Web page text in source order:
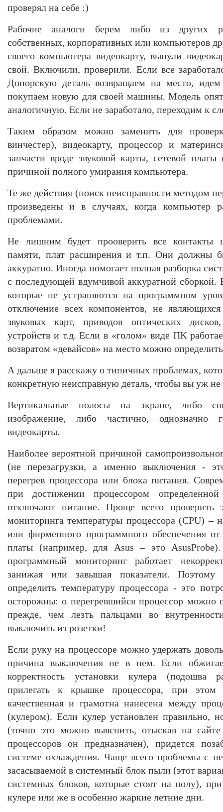
проверял на себе :)
Рабочие аналоги берем либо из других
собственных, корпоративных или компьютеров
своего компьютера видеокарту, вынули
свой. Включили, проверили. Если все
Донорскую деталь возвращаем на место,
покупаем новую для своей машины. Модель
аналогичную. Если не заработало, переходим к
Таким образом можно заменить для
винчестер), видеокарту, процессор и
запчасти вроде звуковой карты, сетевой
причиной полного умирания компьютера.
Те же действия (поиск неисправности методом
произведены и в случаях, когда компьютер
проблемами.
Не лишним будет прооверить все контакты
памяти, плат расширения и т.п. Они должны
аккуратно. Иногда помогает полная разборка
с последующей вдумчивой аккуратной сборкой.
которые не устраняются на программном
отключение всех компонентов, не
звуковых карт, приводов оптических
устройств и т.д. Если в «голом» виде ПК
возвратом «девайсов» на место можно
А дальше я расскажу о типичных проблемах,
конкретную неисправную деталь, чтобы вы уж
Вертикальные полосы на экране, либо
изображение, либо частично, однозначно
видеокарты.
Наиболее вероятной причиной
(не перезагрузки, а именно выключения -
перегрев процессора или блока питания.
при достижении процессором определенной
отключают питание. Проще всего
мониторинга температуры процессора (CPU) –
или фирменного программного обеспечения от
платы (например, для Asus – это
программный мониторинг работает
занижая или завышая показатели.
определить температуру процессора - это
осторожны: о перегревшийся процессор можно
прежде, чем лезть пальцами во
выключить из розетки!
Если руку на процессоре можно удержать
причина выключения не в нем. Если
корректность установки кулера (подошва
прилегать к крышке процессора, при этом
качественная и грамотна нанесена между
(кулером). Если кулер установлен правильно,
(точно это можно выяснить, отыскав на сайте
процессоров он предназначен), придется
системе охлаждения. Чаще всего проблемы с
засасываемой в системный блок пыли (этот
системных блоков, которые стоят на полу),
кулере или же в особенно жаркие летние дни.